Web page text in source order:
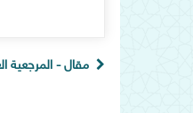
مقال - المرجعية